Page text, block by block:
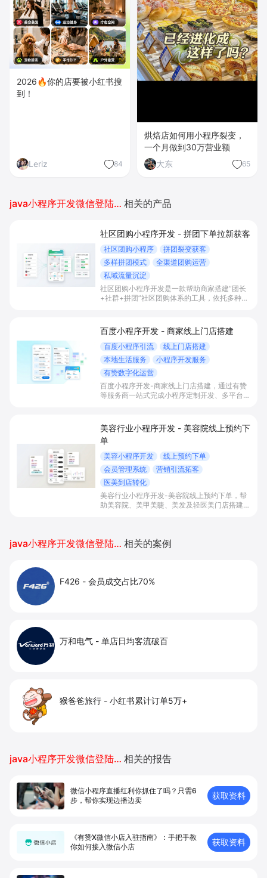
2026🔥你的店要被小红书搜
到！
Leriz 84
烘焙店如何用小程序裂变，
一个月做到30万营业额
大东
65
java小程序开发微信登陆授权 相关的产品
社区团购小程序开发 - 拼团下单拉新获客
社区团购小程序
拼团裂变获客
多样拼团模式
全渠道团购运营
私域流量沉淀
社区团购小程序开发是一款帮助商家搭建“团长
+社群+拼团”社区团购体系的工具，依托多种拼
员。
百度小程序开发 - 商家线上门店搭建
百度小程序引流
线上门店搭建
本地生活服务
小程序开发服务
有赞数字化运营
百度小程序开发-商家线上门店搭建，通过有赞
等服务商一站式完成小程序定制开发、多平台联
提升到店与下单转化。
美容行业小程序开发 - 美容院线上预约下
单
美容小程序开发
线上预约下单
会员管理系统
营销引流拓客
医美到店转化
美容行业小程序开发-美容院线上预约下单，帮
助美容院、美甲美睫、美发及轻医美门店搭建线
java小程序开发微信登陆授权 相关的案例
F426 - 会员成交占比70%
万和电气 - 单店日均客流破百
猴爸爸旅行 - 小红书累计订单5万+
java小程序开发微信登陆授权 相关的报告
微信小程序直播红利你抓住了吗？只需6
步，帮你实现边播边卖
获取资料
《有赞X微信小店入驻指南》：手把手教
你如何接入微信小店
获取资料